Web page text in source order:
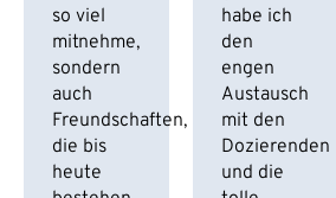
so viel
mitnehme,
sondern
auch
Freundschaften,
die bis
heute
habe ich
den
engen
Austausch
mit den
Dozierenden
und die